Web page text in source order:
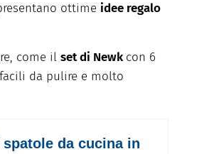
ottime idee regalo
come il set di Newk con 6
da pulire e molto
spatole da cucina in